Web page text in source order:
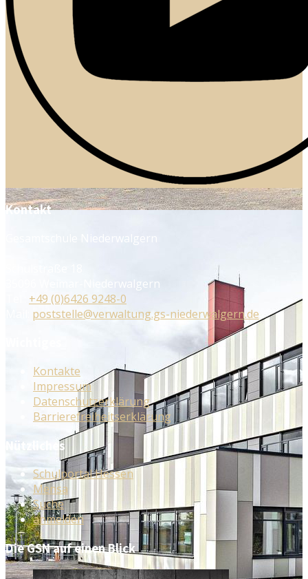
Kontakt
Gesamtschule Niederwalgern
35096 Weimar-Niederwalgern
+49 (0)6426 9248-0
poststelle@verwaltung.gs-niederwalgern.de
Kontakte
Impressum
Datenschutzerklärung
Barrierefreiheitserklärung
Nützliches
Schulportal Hessen
Mensa
Suche
anmelden
Die GSN auf einen Blick